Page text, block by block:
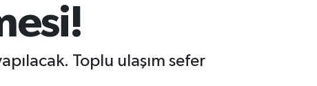
Toplu ulaşım sefer